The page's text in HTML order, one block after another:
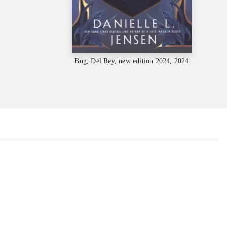
Bog, Del Rey, new edition 2024, 2024